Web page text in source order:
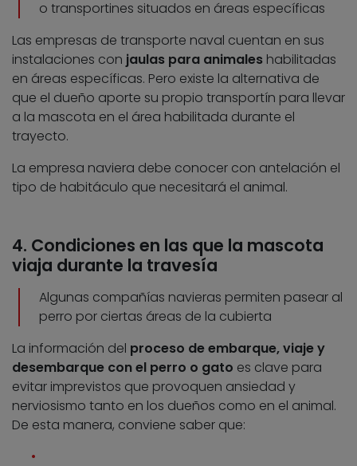
o transportines situados en áreas específicas
Las empresas de transporte naval cuentan en sus
instalaciones con jaulas para animales habilitadas
en áreas específicas. Pero existe la alternativa de
que el dueño aporte su propio transportín para llevar
a la mascota en el área habilitada durante el
trayecto.
La empresa naviera debe conocer con antelación el
tipo de habitáculo que necesitará el animal.
4. Condiciones en las que la mascota
viaja durante la travesía
Algunas compañías navieras permiten pasear al
perro por ciertas áreas de la cubierta
La información del proceso de embarque, viaje y
desembarque con el perro o gato es clave para
evitar imprevistos que provoquen ansiedad y
nerviosismo tanto en los dueños como en el animal.
De esta manera, conviene saber que: